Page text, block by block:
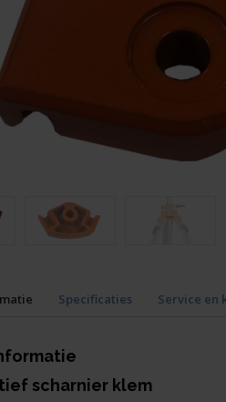
Specificaties Service en
scharnier klem